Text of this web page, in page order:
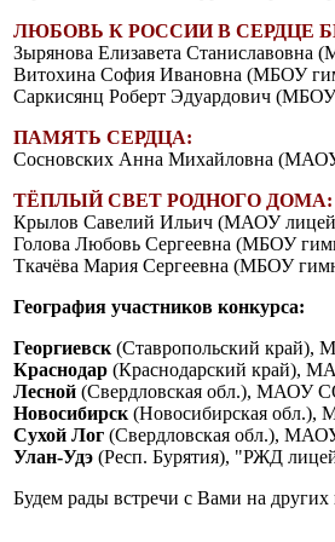
ЛЮБОВЬ К РОССИИ В СЕРДЦЕ
Зырянова Елизавета
Витохина София Ивановна (МБОУ
Саркисянц Роберт Эдуардович
ПАМЯТЬ СЕРДЦА:
Сосновских Анна Михайловна
ТЁПЛЫЙ СВЕТ РОДНОГО ДОМА:
Крылов Савелий Ильич (МАОУ лицей
Голова Любовь Сергеевна (МБОУ
Ткачёва Мария Сергеевна (МБОУ
География участников конкурса:
Георгиевск (Ставропольский край),
Краснодар (Краснодарский край),
Лесной (Свердловская обл.), МАОУ
Новосибирск (Новосибирская
Сухой Лог (Свердловская обл.),
Улан-Удэ (Респ. Бурятия), "РЖД
Будем рады встречи с Вами на